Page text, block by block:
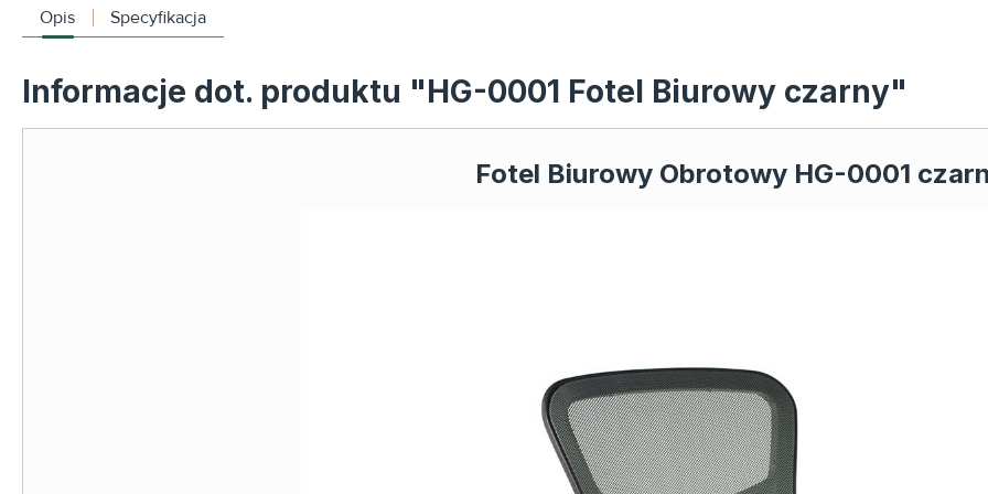
Opis Specyfikacja
Informacje dot. produktu "HG-0001 Fotel Biurowy czarny"
Fotel Biurowy Obrotowy HG-0001